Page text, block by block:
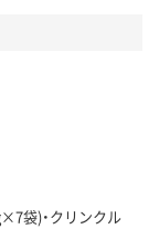
袋)・クリンクル